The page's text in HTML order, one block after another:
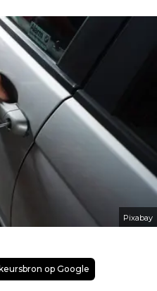
Pixabay
op Google